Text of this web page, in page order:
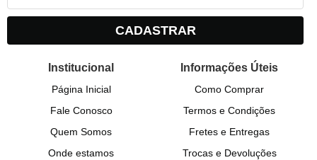
CADASTRAR
Institucional
Página Inicial
Fale Conosco
Quem Somos
Onde estamos
Informações Úteis
Como Comprar
Termos e Condições
Fretes e Entregas
Trocas e Devoluções